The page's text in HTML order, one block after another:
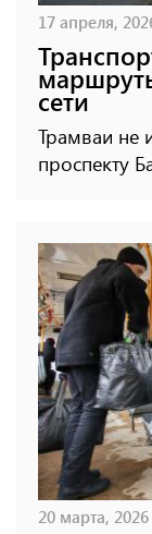
17 апреля,
сети
Трамваи не
проспекту
20 марта,